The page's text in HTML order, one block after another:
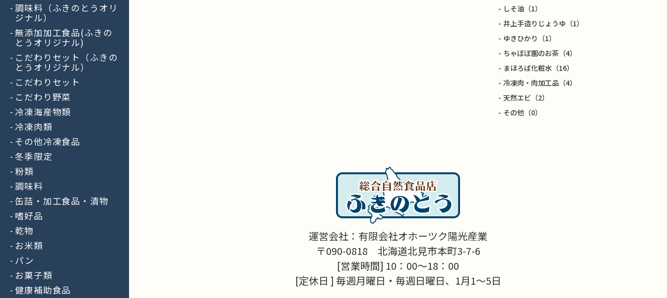
調味料（ふきのとうオリ
ジナル）
無添加加工食品(ふきの
とうオリジナル)
こだわりセット（ふきの
とうオリジナル）
こだわりセット
こだわり野菜
冷凍海産物類
冷凍肉類
その他冷凍食品
冬季限定
粉類
調味料
缶詰・加工食品・漬物
嗜好品
乾物
お米類
パン
お菓子類
健康補助食品
しそ油 （1）
井上手造りじょうゆ （1）
ゆきひかり （1）
ちゃぼぼ園のお茶 （4）
まほろば化粧水 （16）
冷凍肉・肉加工品 （4）
天然エビ （2）
その他 （0）
運営会社：有限会社オホーツク陽光産業
〒090-0818 北海道北見市本町3-7-6
[営業時間] 10：00～18：00
[定休日 ] 毎週月曜日・毎週日曜日、1月1～5日